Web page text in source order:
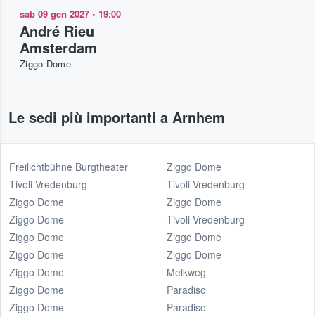
sab 09 gen 2027 • 19:00
André Rieu
Amsterdam
Ziggo Dome
Le sedi più importanti a Arnhem
Freilichtbühne Burgtheater
Tivoli Vredenburg
Ziggo Dome
Ziggo Dome
Ziggo Dome
Ziggo Dome
Ziggo Dome
Ziggo Dome
Ziggo Dome
Ziggo Dome
Tivoli Vredenburg
Ziggo Dome
Tivoli Vredenburg
Ziggo Dome
Ziggo Dome
Melkweg
Paradiso
Paradiso